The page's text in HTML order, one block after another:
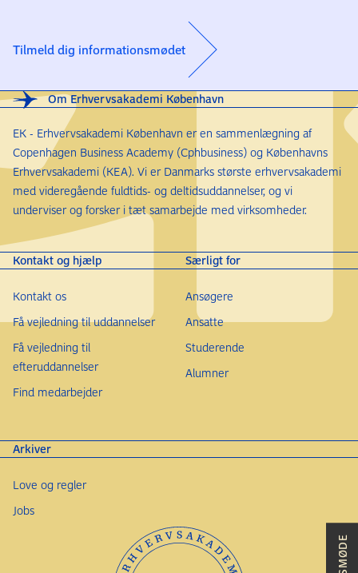
Tilmeld dig informationsmødet
Om Erhvervsakademi København
EK - Erhvervsakademi København er en sammenlægning af
Copenhagen Business Academy (Cphbusiness) og Københavns
Erhvervsakademi (KEA). Vi er Danmarks største erhvervsakademi
med videregående fuldtids- og deltidsuddannelser, og vi
underviser og forsker i tæt samarbejde med virksomheder.
Kontakt og hjælp
Kontakt os
Få vejledning til uddannelser
Få vejledning til
efteruddannelser
Find medarbejder
Særligt for
Ansøgere
Ansatte
Studerende
Alumner
Arkiver
Love og regler
Jobs